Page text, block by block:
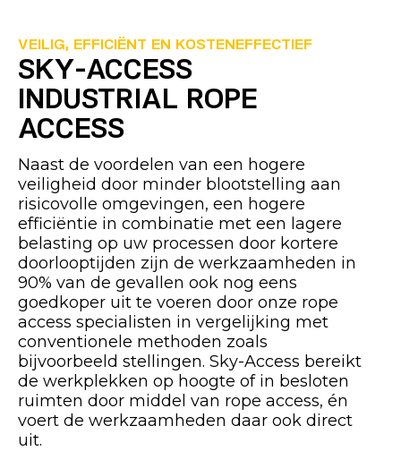
VEILIG, EFFICIËNT EN KOSTENEFFECTIEF
SKY-ACCESS
INDUSTRIAL ROPE
ACCESS
Naast de voordelen van een hogere
veiligheid door minder blootstelling aan
risicovolle omgevingen, een hogere
efficiëntie in combinatie met een lagere
belasting op uw processen door kortere
doorlooptijden zijn de werkzaamheden in
90% van de gevallen ook nog eens
goedkoper uit te voeren door onze rope
access specialisten in vergelijking met
conventionele methoden zoals
bijvoorbeeld stellingen. Sky-Access bereikt
de werkplekken op hoogte of in besloten
ruimten door middel van rope access, én
voert de werkzaamheden daar ook direct
uit.